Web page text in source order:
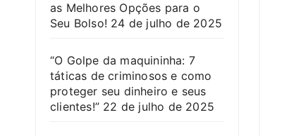
as Melhores Opções para o
Seu Bolso! 24 de julho de 2025
“O Golpe da maquininha: 7
táticas de criminosos e como
proteger seu dinheiro e seus
clientes!” 22 de julho de 2025